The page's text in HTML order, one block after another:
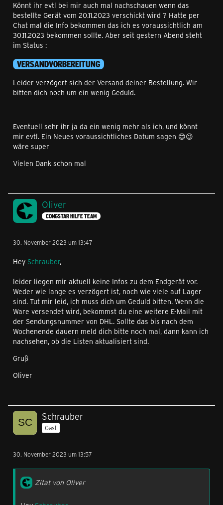
Könnt ihr evtl bei mir auch mal nachschauen wenn das
bestellte Gerät vom 20.11.2023 verschickt wird ? Hatte per
Chat mal die Info bekommen das ich es voraussichtlich am
30.11.2023 bekommen sollte. Aber seit gestern Abend steht
im Status :
VERSANDVORBEREITUNG
Leider verzögert sich der Versand deiner Bestellung. Wir
bitten dich noch um ein wenig Geduld.
Eventuell sehr ihr ja da ein wenig mehr als ich, und könnt
mir evtl. Ein Neues voraussichtliches Datum sagen 😊😉
wäre super
Vielen Dank schon mal
Oliver
CONGSTAR HILFE TEAM
30. November 2023 um 13:47
Hey Schrauber,
leider liegen mir aktuell keine Infos zu dem Endgerät vor.
Weder wie lange es verzögert ist, noch wie viele auf Lager
sind. Tut mir leid, ich muss dich um Geduld bitten. Wenn die
Ware versendet wird, bekommst du eine weitere E-Mail mit
der Sendungsnummer von DHL. Sollte das bis nach dem
Wochenende dauern meld dich bitte noch mal, dann kann ich
nachsehen, ob die Listen aktualisiert sind.
Gruß
Oliver
Schrauber
Gast
30. November 2023 um 13:57
Zitat von Oliver